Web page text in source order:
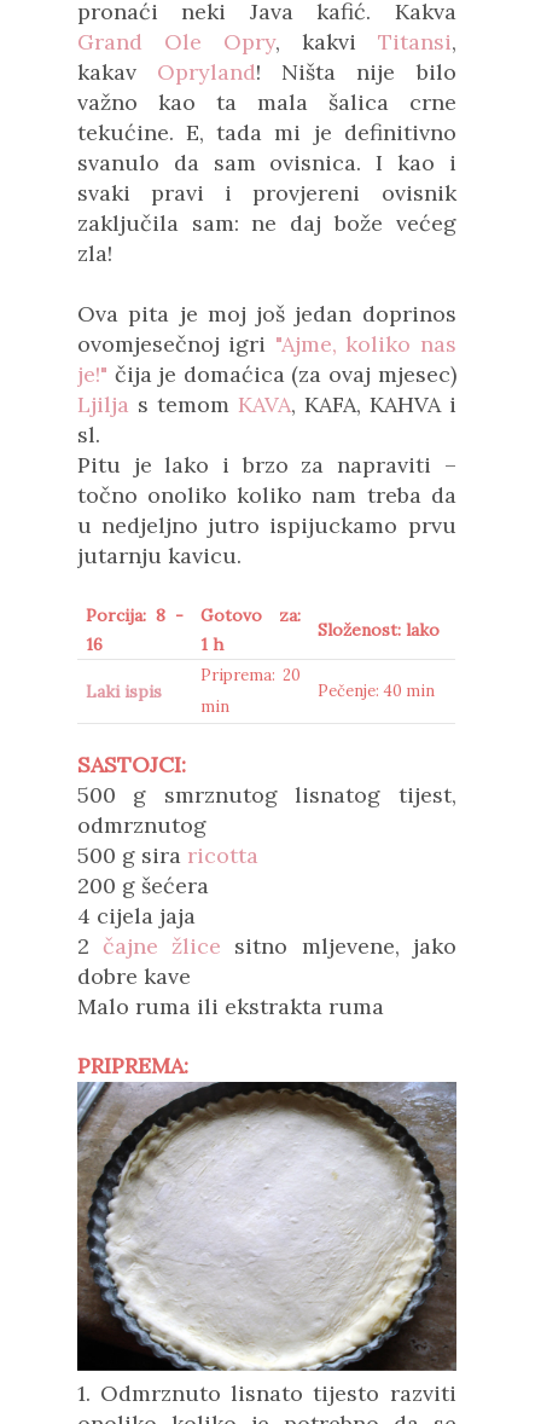
pronaći neki Java kafić. Kakva
Grand Ole Opry, kakvi Titansi,
kakav Opryland! Ništa nije bilo
važno kao ta mala šalica crne
tekućine. E, tada mi je definitivno
svanulo da sam ovisnica. I kao i
svaki pravi i provjereni ovisnik
zaključila sam: ne daj bože većeg
zla!
Ova pita je moj još jedan doprinos
ovomjesečnoj igri "Ajme, koliko nas
je!" čija je domaćica (za ovaj mjesec)
Ljilja s temom KAVA, KAFA, KAHVA i
sl.
Pitu je lako i brzo za napraviti –
točno onoliko koliko nam treba da
u nedjeljno jutro ispijuckamo prvu
jutarnju kavicu.
Porcija: 8 -
16
Gotovo za:
1 h
Složenost: lako
Laki ispis
Priprema: 20
min
Pečenje: 40 min
SASTOJCI:
500 g smrznutog lisnatog tijest,
odmrznutog
500 g sira ricotta
200 g šećera
4 cijela jaja
2čajne žlice sitno mljevene, jako
dobre kave
Malo ruma ili ekstrakta ruma
PRIPREMA:
1. Odmrznuto lisnato tijesto razviti